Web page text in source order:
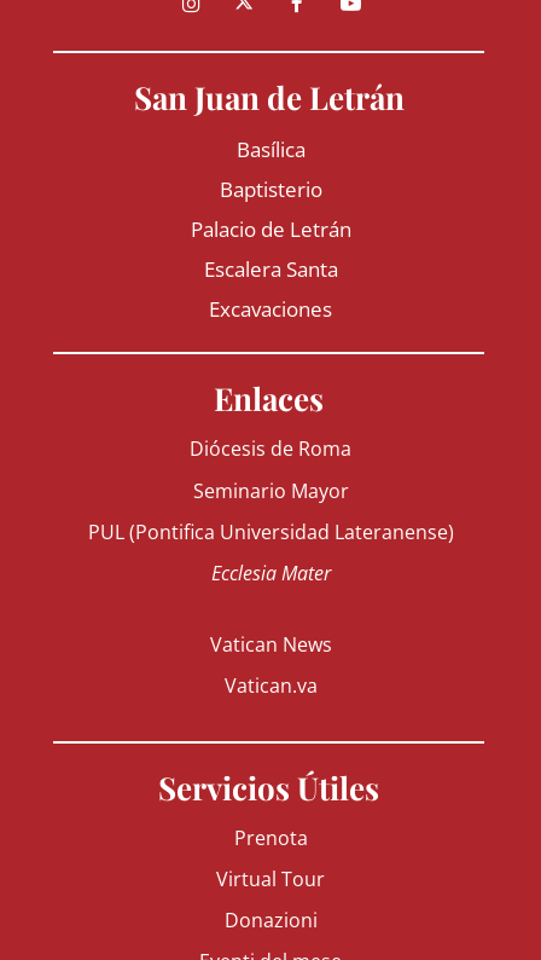
San Juan de Letrán
Basílica
Baptisterio
Palacio de Letrán
Escalera Santa
Excavaciones
Enlaces
Diócesis de Roma
Seminario Mayor
PUL (Pontifica Universidad Lateranense)
Ecclesia Mater
Vatican News
Vatican.va
Servicios Útiles
Prenota
Virtual Tour
Donazioni